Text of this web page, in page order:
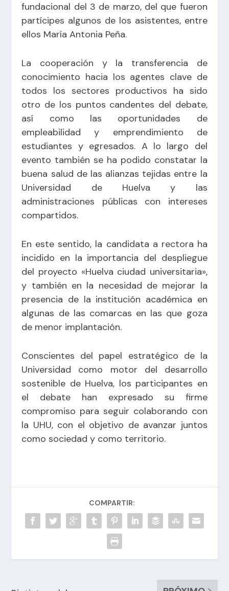
fundacional del 3 de marzo, del que fueron
partícipes algunos de los asistentes, entre
ellos María Antonia Peña.
La cooperación y la transferencia de
conocimiento hacia los agentes clave de
todos los sectores productivos ha sido
otro de los puntos candentes del debate,
así como las oportunidades de
empleabilidad y emprendimiento de
estudiantes y egresados. A lo largo del
evento también se ha podido constatar la
buena salud de las alianzas tejidas entre la
Universidad de Huelva y las
administraciones públicas con intereses
compartidos.
En este sentido, la candidata a rectora ha
incidido en la importancia del despliegue
del proyecto «Huelva ciudad universitaria»,
y también en la necesidad de mejorar la
presencia de la institución académica en
algunas de las comarcas en las que goza
de menor implantación.
Conscientes del papel estratégico de la
Universidad como motor del desarrollo
sostenible de Huelva, los participantes en
el debate han expresado su firme
compromiso para seguir colaborando con
la UHU, con el objetivo de avanzar juntos
como sociedad y como territorio.
COMPARTIR: